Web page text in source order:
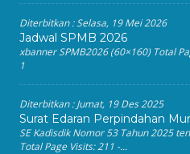
Diterbitkan :Selasa, 19 Mei 2026
Jadwal SPMB 2026
xbanner SPMB2026 (60×160) Total
1
Diterbitkan :Jumat, 19 Des 2025
Surat Edaran Perpindahan
SE Kadisdik Nomor 53 Tahun 2025
Total Page Visits: 211 -...